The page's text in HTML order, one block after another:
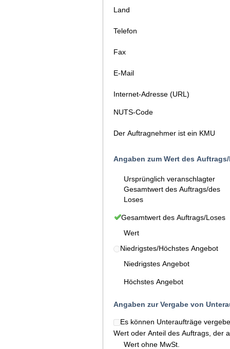
Land
Telefon
Fax
E-Mail
Internet-Adresse (URL)
NUTS-Code
Der Auftragnehmer ist ein KMU
Angaben zum Wert des
Ursprünglich veranschlagter
Gesamtwert des Auftrags/des
Loses
Gesamtwert des Auftrags/Loses
Wert
Niedrigstes/Höchstes Angebot
Niedrigstes Angebot
Höchstes Angebot
Angaben zur Vergabe von
Es können Unteraufträge
Wert oder Anteil des Auftrags, der
Wert ohne MwSt.